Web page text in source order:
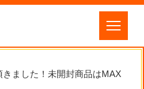
ました！未開封商品はMAX